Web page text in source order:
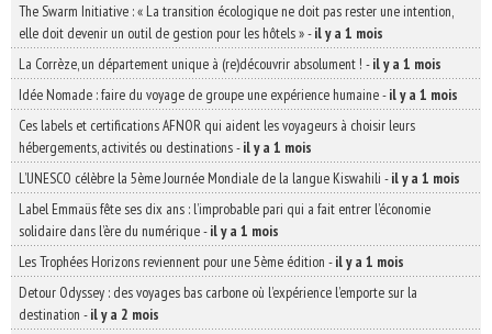
The Swarm Initiative : « La transition écologique ne doit pas rester une intention,
elle doit devenir un outil de gestion pour les hôtels »-il y a 1 mois
La Corrèze, un département unique à (re)découvrir absolument ! -il y a 1 mois
Idée Nomade : faire du voyage de groupe une expérience humaine-il y a 1 mois
Ces labels et certifications AFNOR qui aident les voyageurs à choisir leurs
hébergements, activités ou destinations-il y a 1 mois
L’UNESCO célèbre la 5ème Journée Mondiale de la langue Kiswahili -il y a 1 mois
Label Emmaüs fête ses dix ans : l’improbable pari qui a fait entrer l’économie
solidaire dans l’ère du numérique-il y a 1 mois
Les Trophées Horizons reviennent pour une 5ème édition -il y a 1 mois
Detour Odyssey : des voyages bas carbone où l’expérience l’emporte sur la
destination -il y a 2 mois